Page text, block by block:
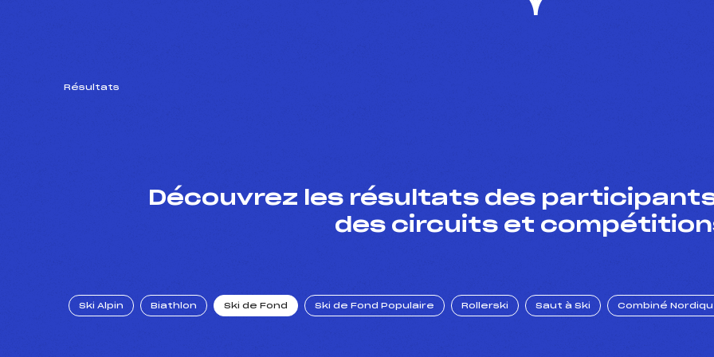
Résultats
Découvrez les résultats des participants
des circuits et
Ski Alpin Biathlon Ski de Fond Ski de Fond Populaire Rollerski Saut à Ski Combiné